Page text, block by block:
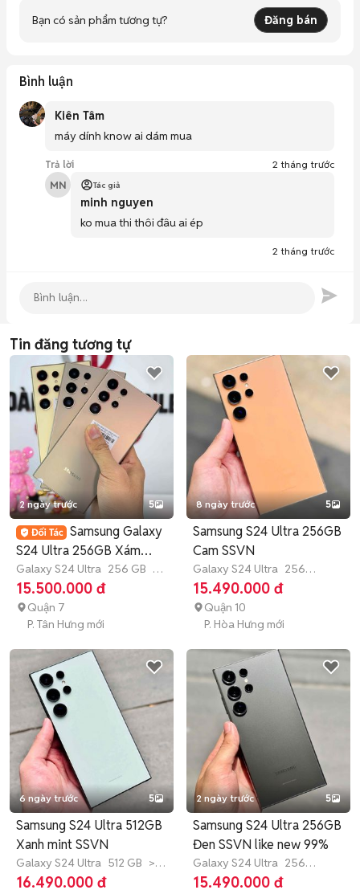
Bạn có sản phẩm tương tự? Đăng bán
Bình luận
Kiên Tâm
máy dính know ai dám mua
Trả lời 2 tháng trước
MN Tác giả
minh nguyen
ko mua thi thôi đâu ai ép
2 tháng trước
Tin đăng tương tự
2 ngày trước 5
Samsung Galaxy
S24 Ultra 256GB Xám
98%
Galaxy S24 Ultra 256 GB 3
tháng
15.500.000 đ
Quận 7
P. Tân Hưng mới
8 ngày trước 5
Samsung S24 Ultra 256GB
Cam SSVN
Galaxy S24 Ultra 256
GB >12 tháng
15.490.000 đ
Quận 10
P. Hòa Hưng mới
6 ngày trước 5
Samsung S24 Ultra 512GB
Xanh mint SSVN
Galaxy S24 Ultra 512 GB >12
tháng
16.490.000 đ
2 ngày trước 5
Samsung S24 Ultra 256GB
Đen SSVN like new 99%
Galaxy S24 Ultra 256
GB >12 tháng
15.490.000 đ